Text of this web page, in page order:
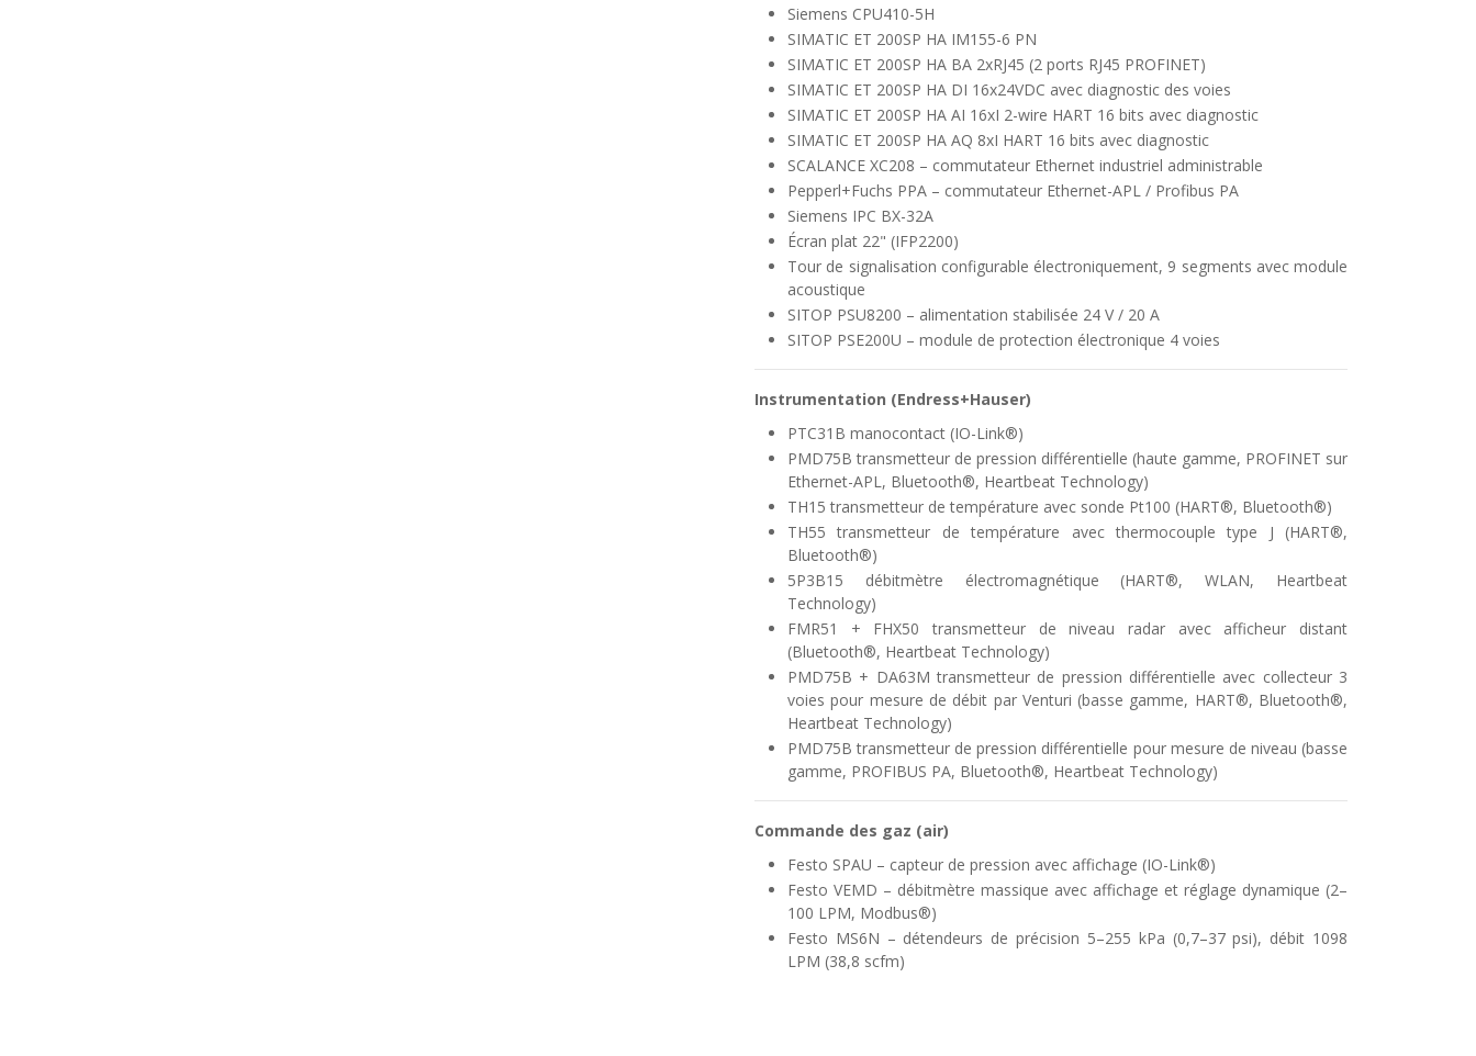
Siemens CPU410-5H
SIMATIC ET 200SP HA IM155-6 PN
SIMATIC ET 200SP HA BA 2xRJ45 (2 ports RJ45 PROFINET)
SIMATIC ET 200SP HA DI 16x24VDC avec diagnostic des voies
SIMATIC ET 200SP HA AI 16xI 2-wire HART 16 bits avec diagnostic
SIMATIC ET 200SP HA AQ 8xI HART 16 bits avec diagnostic
SCALANCE XC208 – commutateur Ethernet industriel administrable
Pepperl+Fuchs PPA – commutateur Ethernet-APL / Profibus PA
Siemens IPC BX-32A
Écran plat 22" (IFP2200)
Tour de signalisation configurable électroniquement, 9 segments avec module
acoustique
SITOP PSU8200 – alimentation stabilisée 24 V / 20 A
SITOP PSE200U – module de protection électronique 4 voies
Instrumentation (Endress+Hauser)
PTC31B manocontact (IO-Link®)
PMD75B transmetteur de pression différentielle (haute gamme, PROFINET sur
Ethernet-APL, Bluetooth®, Heartbeat Technology)
TH15 transmetteur de température avec sonde Pt100 (HART®, Bluetooth®)
TH55 transmetteur de température avec thermocouple type J (HART®,
Bluetooth®)
5P3B15 débitmètre électromagnétique (HART®, WLAN, Heartbeat
Technology)
FMR51 + FHX50 transmetteur de niveau radar avec afficheur distant
(Bluetooth®, Heartbeat Technology)
PMD75B + DA63M transmetteur de pression différentielle avec collecteur 3
voies pour mesure de débit par Venturi (basse gamme, HART®, Bluetooth®,
Heartbeat Technology)
PMD75B transmetteur de pression différentielle pour mesure de niveau (basse
gamme, PROFIBUS PA, Bluetooth®, Heartbeat Technology)
Commande des gaz (air)
Festo SPAU – capteur de pression avec affichage (IO-Link®)
Festo VEMD – débitmètre massique avec affichage et réglage dynamique (2–
100 LPM, Modbus®)
Festo MS6N – détendeurs de précision 5–255 kPa (0,7–37 psi), débit 1098
LPM (38,8 scfm)